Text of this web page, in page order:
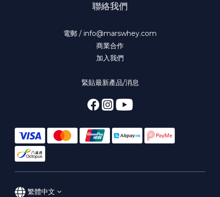
聯絡我們
電郵 / info@marswhey.com
商業合作
加入我們
緊貼最新產品/消息
繁體中文